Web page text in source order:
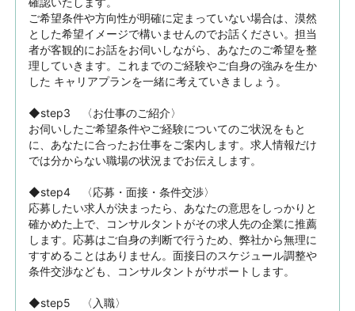
ご希望条件や方向性が明確に定まっていない場合は、漠然
とした希望イメージで構いませんのでお話ください。担当
者が客観的にお話をお伺いしながら、あなたのご希望を整
理していきます。これまでのご経験やご自身の強みを生か
した キャリアプランを一緒に考えていきましょう。
◆step3　〈お仕事のご紹介〉
お伺いしたご希望条件やご経験についてのご状況をもと
に、あなたに合ったお仕事をご案内します。求人情報だけ
では分からない職場の状況までお伝えします。
◆step4　〈応募・面接・条件交渉〉
応募したい求人が決まったら、あなたの意思をしっかりと
確かめた上で、コンサルタントがその求人先の企業に推薦
します。応募はご自身の判断で行うため、弊社から無理に
すすめることはありません。面接日のスケジュール調整や
条件交渉なども、コンサルタントがサポートします。
◆step5　〈入職〉